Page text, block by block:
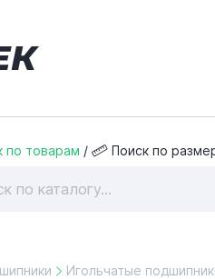
по товарам / Поиск по
Игольчатые